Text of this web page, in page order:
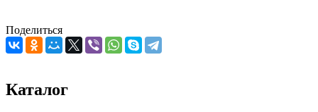
Поделиться
Каталог